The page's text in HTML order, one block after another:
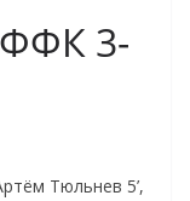
3-
Тюльнев 5’,